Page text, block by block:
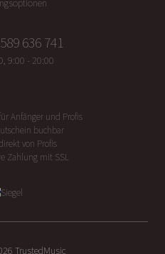
636 741
9:00 - 20:00
Anfänger und Profis
buchbar
von Profis
Zahlung mit SSL
TrustedMusic